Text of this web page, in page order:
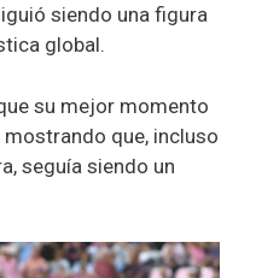
siendo una figura
global.
su mejor momento
que, incluso
seguía siendo un